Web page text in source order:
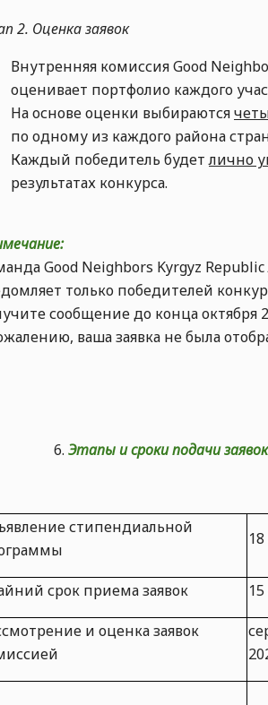
2. Оценка заявок
Внутренняя комиссия Good
оценивает портфолио каждого
На основе оценки выбираются
по одному из каждого района
Каждый победитель будетлично
результатах конкурса.
Good Neighbors Kyrgyz
только победителей
сообщение до конца октября
ваша заявка не была
Этапы и сроки подачи заявок
стипендиальной
срок приема заявок
и оценка заявок